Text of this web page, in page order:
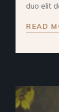
duo elit
READ